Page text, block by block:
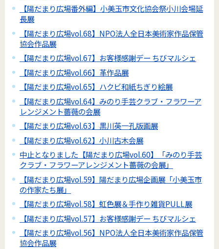
【陽だまり広場番外編】小美玉市文化協会祭小川会場延
長展
【陽だまり広場vol.68】NPO法人全日本美術家作品保管
協会作品展
【陽だまり広場vol.67】お客様感謝デー ちびマルシェ
【陽だまり広場vol.66】革作品展
【陽だまり広場vol.65】ハクビ和紙ちぎり絵展
【陽だまり広場vol.64】みのり手芸クラブ・フラワーア
レンジメント薔薇の会展
【陽だまり広場vol.63】黒川英一孔版画展
【陽だまり広場vol.62】小川古木会展
中止となりました【陽だまり広場vol.60】「みのり手芸
クラブ・フラワーアレンジメント薔薇の会展」
【陽だまり広場vol.59】陽だまり広場企画展「小美玉市
の作家たち展」
【陽だまり広場vol.58】虹色展＆手作り雑貨PULL展
【陽だまり広場vol.57】お客様感謝デー ちびマルシェ
【陽だまり広場vol.56】NPO法人全日本美術家作品保管
協会作品展